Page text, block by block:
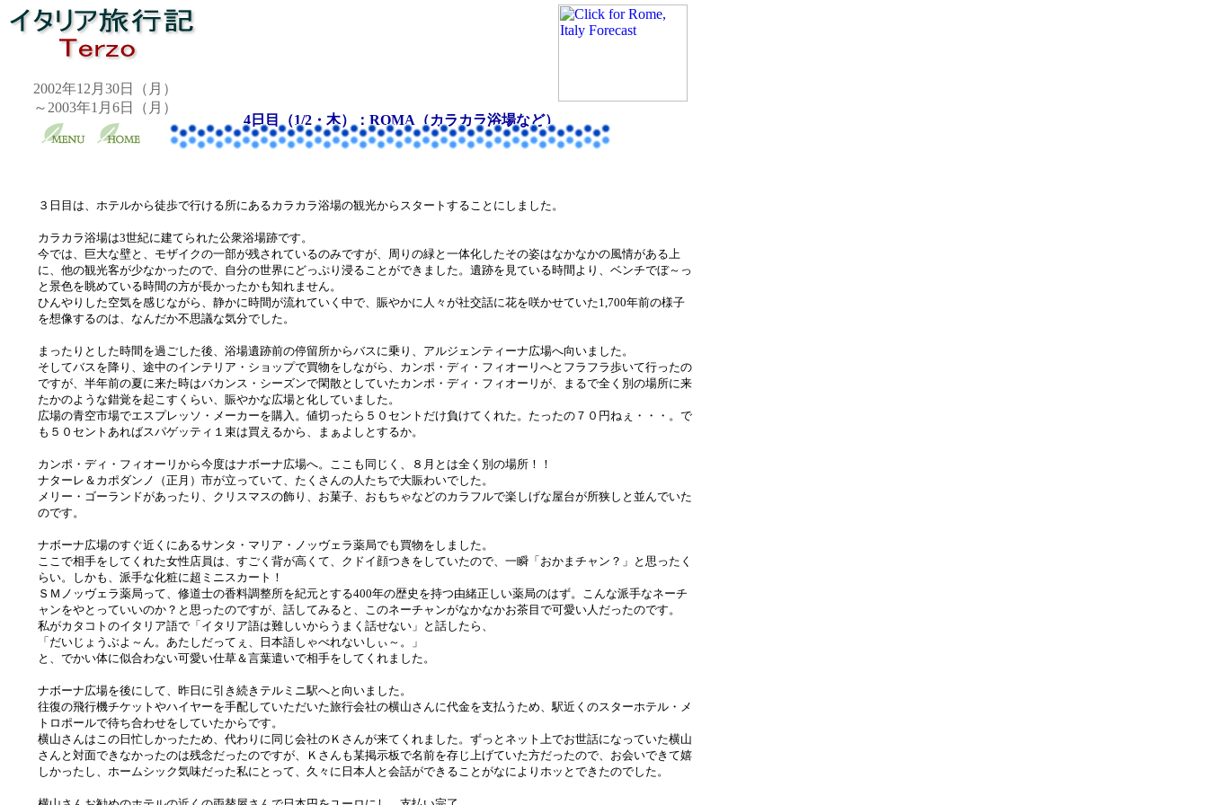
2002年12月30日（月）
～2003年1月6日（月）
4日目（1/2・木）：ROMA（カラカラ浴場など）
３日目は、ホテルから徒歩で行ける所にあるカラカラ浴場の観光からスタートすることにしました。
カラカラ浴場は3世紀に建てられた公衆浴場跡です。
今では、巨大な壁と、モザイクの一部が残されているのみですが、周りの緑と一体化したその姿はなかなかの風情がある上
に、他の観光客が少なかったので、自分の世界にどっぷり浸ることができました。遺跡を見ている時間より、ベンチでぼ～っ
と景色を眺めている時間の方が長かったかも知れません。
ひんやりした空気を感じながら、静かに時間が流れていく中で、賑やかに人々が社交話に花を咲かせていた1,700年前の様子
を想像するのは、なんだか不思議な気分でした。
まったりとした時間を過ごした後、浴場遺跡前の停留所からバスに乗り、アルジェンティーナ広場へ向いました。
そしてバスを降り、途中のインテリア・ショップで買物をしながら、カンポ・ディ・フィオーリへとフラフラ歩いて行ったの
ですが、半年前の夏に来た時はバカンス・シーズンで閑散としていたカンポ・ディ・フィオーリが、まるで全く別の場所に来
たかのような錯覚を起こすくらい、賑やかな広場と化していました。
広場の青空市場でエスプレッソ・メーカーを購入。値切ったら５０セントだけ負けてくれた。たったの７０円ねぇ・・・。で
も５０セントあればスパゲッティ１束は買えるから、まぁよしとするか。
カンポ・ディ・フィオーリから今度はナボーナ広場へ。ここも同じく、８月とは全く別の場所！！
ナターレ＆カポダンノ（正月）市が立っていて、たくさんの人たちで大賑わいでした。
メリー・ゴーランドがあったり、クリスマスの飾り、お菓子、おもちゃなどのカラフルで楽しげな屋台が所狭しと並んでいた
のです。
ナボーナ広場のすぐ近くにあるサンタ・マリア・ノッヴェラ薬局でも買物をしました。
ここで相手をしてくれた女性店員は、すごく背が高くて、クドイ顔つきをしていたので、一瞬「おかまチャン？」と思ったく
らい。しかも、派手な化粧に超ミニスカート！
ＳＭノッヴェラ薬局って、修道士の香料調整所を紀元とする400年の歴史を持つ由緒正しい薬局のはず。こんな派手なネーチ
ャンをやとっていいのか？と思ったのですが、話してみると、このネーチャンがなかなかお茶目で可愛い人だったのです。
私がカタコトのイタリア語で「イタリア語は難しいからうまく話せない」と話したら、
「だいじょうぶよ～ん。あたしだってぇ、日本語しゃべれないしぃ～。」
と、でかい体に似合わない可愛い仕草＆言葉遣いで相手をしてくれました。
ナボーナ広場を後にして、昨日に引き続きテルミニ駅へと向いました。
往復の飛行機チケットやハイヤーを手配していただいた旅行会社の横山さんに代金を支払うため、駅近くのスターホテル・メ
トロポールで待ち合わせをしていたからです。
横山さんはこの日忙しかったため、代わりに同じ会社のＫさんが来てくれました。ずっとネット上でお世話になっていた横山
さんと対面できなかったのは残念だったのですが、Ｋさんも某掲示板で名前を存じ上げていた方だったので、お会いできて嬉
しかったし、ホームシック気味だった私にとって、久々に日本人と会話ができることがなによりホッとできたのでした。